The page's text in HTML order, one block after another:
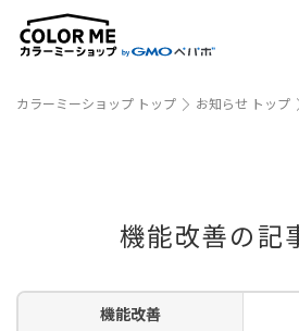
カラーミーショップ トップ お知らせ トップ
機能改善の記
機能改善